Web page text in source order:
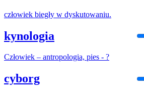
człowiek biegły w dyskutowaniu.
kynologia
Człowiek – antropologia, pies - ?
cyborg